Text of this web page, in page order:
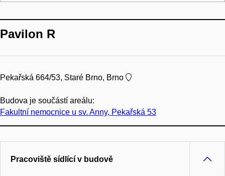
Pavilon R
Pekařská 664/53, Staré Brno, Brno
Budova je součástí areálu:
Fakultní nemocnice u sv. Anny, Pekařská 53
Pracoviště sídlící v budově